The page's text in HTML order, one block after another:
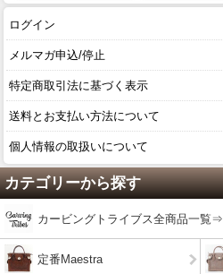
ログイン
メルマガ申込/停止
特定商取引法に基づく表示
送料とお支払い方法について
個人情報の取扱いについて
カテゴリーから探す
カービングトライブス全商品一覧⇒
定番Maestra